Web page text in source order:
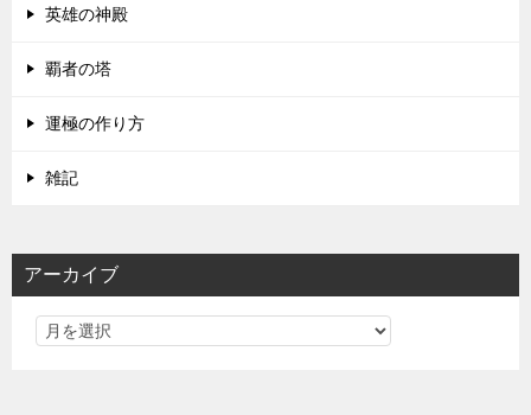
英雄の神殿
覇者の塔
運極の作り方
雑記
アーカイブ